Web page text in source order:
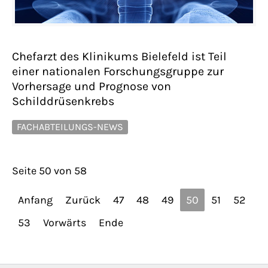
Chefarzt des Klinikums Bielefeld ist Teil
einer nationalen Forschungsgruppe zur
Vorhersage und Prognose von
Schilddrüsenkrebs
FACHABTEILUNGS-NEWS
Seite 50 von 58
Anfang Zurück 47 48 49 50 51
52
53
Vorwärts Ende